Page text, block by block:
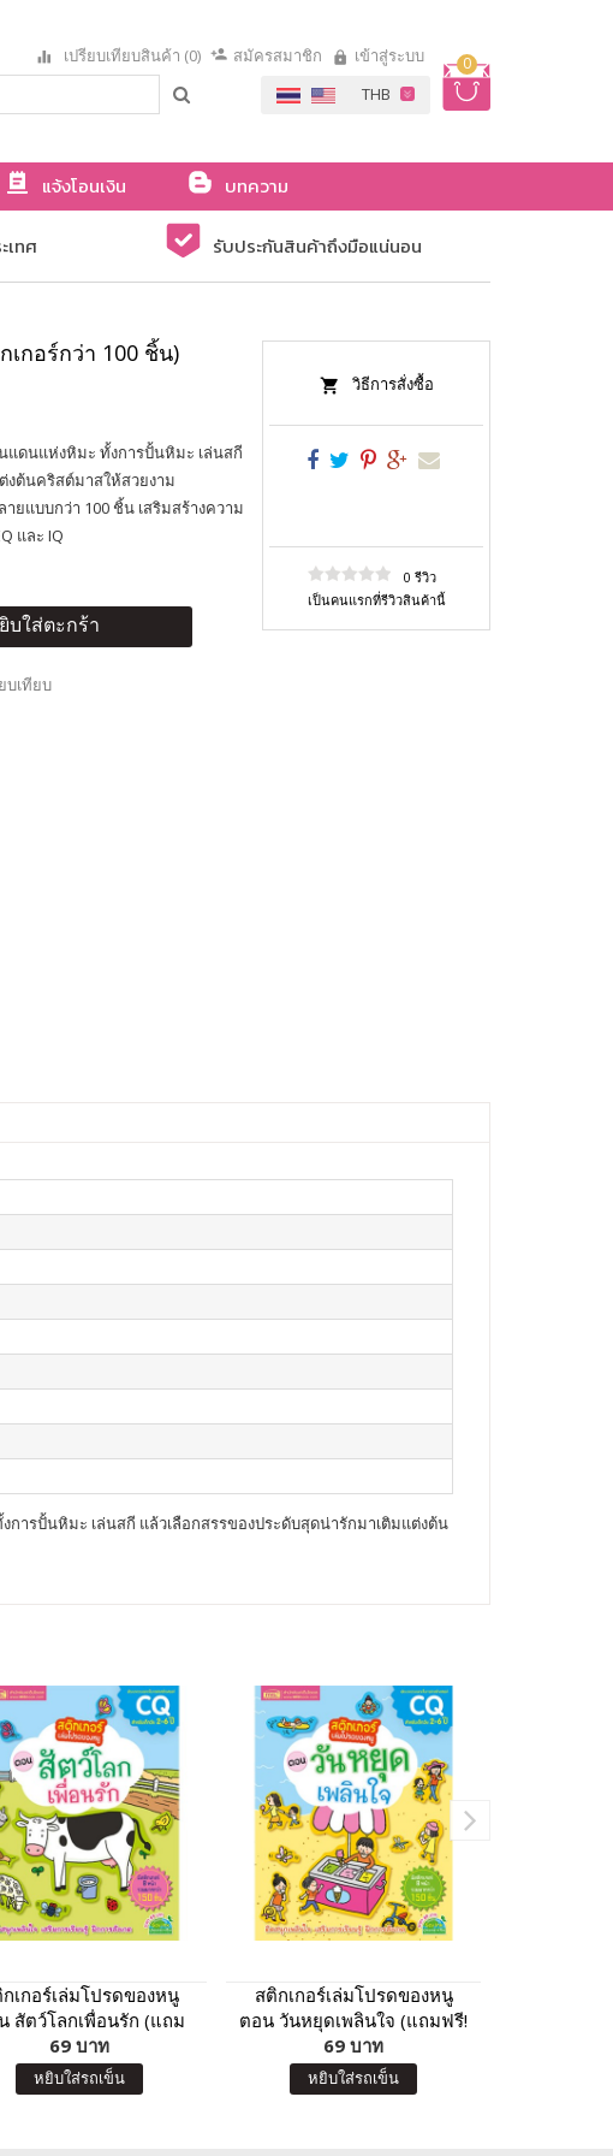
0
เปรียบเทียบสินค้า (0) สมัครสมาชิก เข้าสู่ระบบ
แจ้งโอนเงิน
บทความ
เทศ รับประกันสินค้าถึงมือแน่นอน
กอร์กว่า 100 ชิ้น)
ดนแห่งหิมะ ทั้งการปั้นหิมะ เล่นสกี
งต้นคริสต์มาสให้สวยงาม
ยแบบกว่า 100 ชิ้น เสริมสร้างความ
และ IQ
บใส่ตะกร้า
บเทียบ
วิธีการสั่งซื้อ
0 รีวิว
เป็นคนแรกที่รีวิวสินค้านี้
ารปั้นหิมะ เล่นสกี แล้วเลือกสรรของประดับสุดน่ารักมาเติมแต่งต้น
เกอร์เล่มโปรดของหนู
สัตว์โลกเพื่อนรัก (แถม
! สติกเกอร์กว่า 150 ชิ้น)
69 บาท
หยิบใส่รถเข็น
สติกเกอร์เล่มโปรดของหนู
ตอน วันหยุดเพลินใจ (แถมฟรี!
สติกเกอร์กว่า 150 ชิ้น)
69 บาท
หยิบใส่รถเข็น